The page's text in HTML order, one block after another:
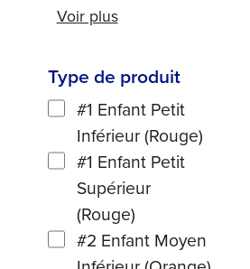
Voir plus
Type de produit
#1 Enfant Petit
Inférieur (Rouge)
#1 Enfant Petit
Supérieur
(Rouge)
#2 Enfant Moyen